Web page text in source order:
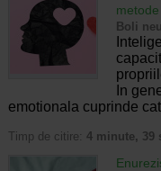
Boli
In
emotionala cuprinde
Timp de citire: 4 minute, 39